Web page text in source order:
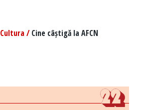
Cultura /Cine câștigă la AFCN